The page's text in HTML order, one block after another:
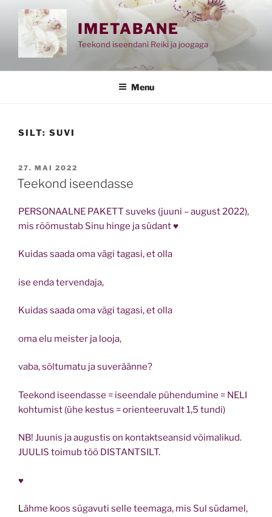
IMETABANE
Teekond iseendani Reiki ja joogaga
Menu
SILT: SUVI
POSTED
ON
27. MAI 2022
Teekond iseendasse
PERSONAALNE PAKETT suveks (juuni – august 2022),
mis rõõmustab Sinu hinge ja südant ♥
Kuidas saada oma vägi tagasi, et olla
ise enda tervendaja,
Kuidas saada oma vägi tagasi, et olla
oma elu meister ja looja,
vaba, sõltumatu ja suveräänne?
Teekond iseendasse = iseendale pühendumine = NELI
kohtumist (ühe kestus = orienteeruvalt 1,5 tundi)
NB! Juunis ja augustis on kontaktseansid võimalikud.
JUULIS toimub töö DISTANTSILT.
♥
Lähme koos sügavuti selle teemaga, mis Sul südamel,